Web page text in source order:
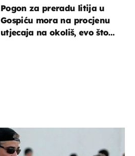
Pogon za preradu litija u
Gospiću mora na procjenu
utjecaja na okoliš, evo što